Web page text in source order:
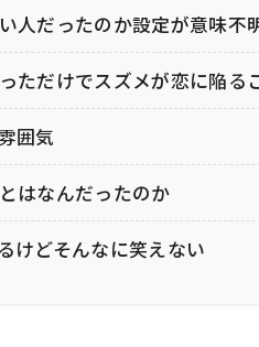
人だったのか設定が意味不
ただけでスズメが恋に陥る
囲気
はなんだったのか
けどそんなに笑えない